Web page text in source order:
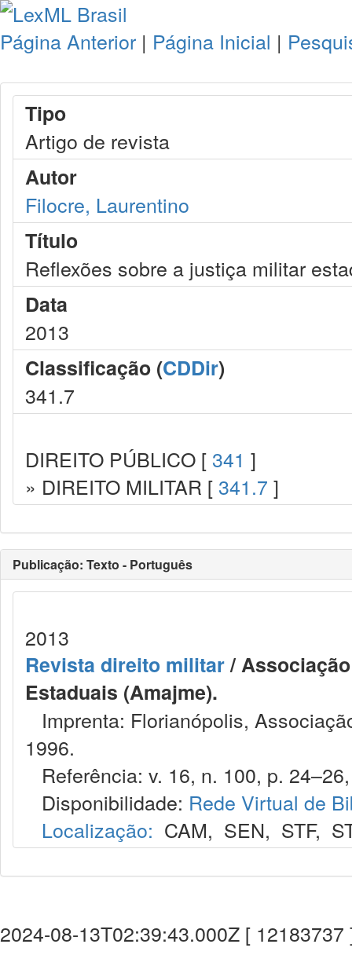
Página Anterior | Página Inicial |
Tipo
Artigo de revista
Autor
Filocre, Laurentino
Título
Reflexões sobre a justiça militar
Data
2013
Classificação (CDDir)
341.7
DIREITO PÚBLICO [ 341 ]
» DIREITO MILITAR [ 341.7 ]
Publicação: Texto - Português
2013
Revista direito militar/
Estaduais (Amajme).
Imprenta: Florianópolis,
1996.
Referência: v. 16, n. 100, p.
Disponibilidade: Rede Virtual de
Localização: CAM, SEN, STF,
2024-08-13T02:39:43.000Z [ 12183737